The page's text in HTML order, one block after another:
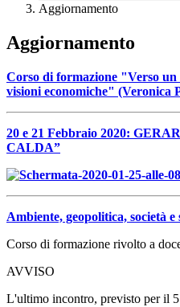
Aggiornamento
Aggiornamento
Corso di formazione "Verso un
visioni economiche" (Veronica
20 e 21 Febbraio 2020:
CALDA”
Ambiente, geopolitica, società e
Corso di formazione rivolto a
AVVISO
L'ultimo incontro, previsto per il